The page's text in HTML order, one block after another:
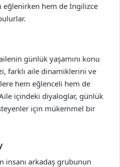
hem de İngilizce
günlük yaşamını konu
farklı aile dinamiklerini ve
hem eğlenceli hem de
içindeki diyaloglar, günlük
için mükemmel bir
insanı arkadaş grubunun